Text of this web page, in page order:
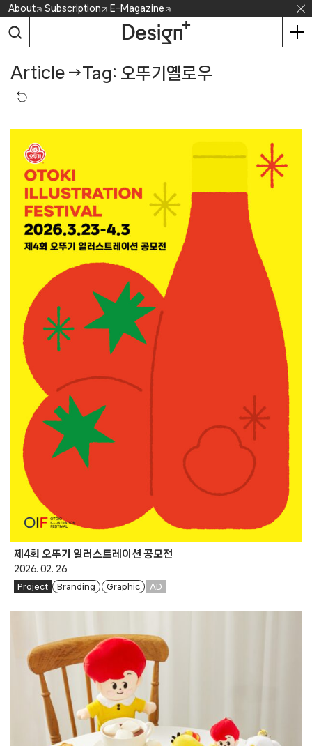
Skip
content
About Subscription E-Magazine
Article →Tag: 오뚜기옐로우
제4회 오뚜기 일러스트레이션 공모전
2026. 02. 26
Project Branding Graphic AD